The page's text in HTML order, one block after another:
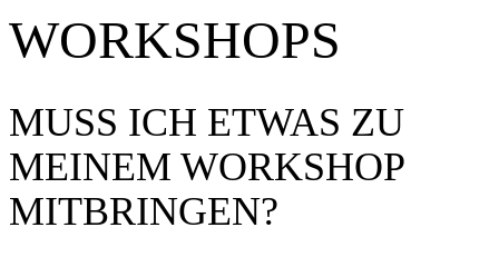
WORKSHOPS
MUSS ICH ETWAS ZU
MEINEM WORKSHOP
MITBRINGEN?